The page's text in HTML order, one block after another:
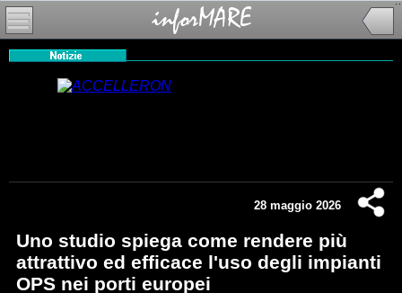
28 maggio 2026
Uno studio spiega come rendere più
attrattivo ed efficace l'uso degli impianti
OPS nei porti europei